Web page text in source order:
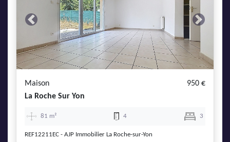
Previous Next
Maison
950 €
La Roche Sur Yon
81 m² 4 3
REF12211EC - AJP Immobilier La Roche-sur-Yon